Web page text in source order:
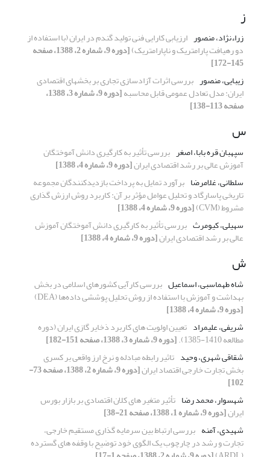
ز
زراءنژاد، منصور ارزیابی کارایی فنی تولید گندم در ایران (با استفاده از
دو رهیافت پارامتریک و ناپارامتریک) [دوره 9، شماره 2، 1388، صفحه
145-172]
زیبایی، منصور بررسی اثرات آزادسازی تجاری بر بخشهای اقتصادی
ایران: مدل تعادل عمومی قابل محاسبه [دوره 9، شماره 3، 1388،
صفحه 113-138]
س
سپهبان قره بابا، اصغر بررسی تأثیر به کارگیری دانش آموختگان
آموزش عالی بر رشد اقتصادی ایران[دوره 9، شماره 4، 1388]
سلطانی، غلامرضا برآورد تمایل به پرداخت بازدیدکنندگان مجموعه
تاریخی پاسارگاد و تحلیل عوامل مؤثر بر آن: کاربرد روش ارزش گذاری
مشروط (CVM)
[دوره 9، شماره 4، 1388]
سهیلی، کیومرث بررسی تأثیر به کارگیری دانش آموختگان آموزش
عالی بر رشد اقتصادی ایران[دوره 9، شماره 4، 1388]
ش
شاه طهماسبی، اسماعیل بررسی کارآیی کشورهای اسلامی در بخش
بهداشت و آموزش با استفاده از روش تحلیل پوششی داده‌ها (DEA)
[دوره 9، شماره 4، 1388]
شریفی، علیمراد تعیین اولویت های کاربرد ذخایر گازی ایران (دوره
مطالعه 1410-1385).
[دوره 9، شماره 3، 1388، صفحه 151-182]
شقاقی شهری، وحید تاثیر رابطه مبادله و نرخ ارز واقعی بر کسری
بخش تجارت خارجی اقتصاد ایران [دوره 9، شماره 2، 1388، صفحه 73-
102]
شهسوار، محمد رضا تأثیر متغیر های کلان اقتصادی بر بازار بورس
ایران[دوره 9، شماره 1، 1388، صفحه 21-38]
شهیدی، آمنه بررسی ارتباط بین سرمایه گذاری مستقیم خارجی،
تجارت و رشد در چارچوب یک الگوی خود توضیح با وقفه های گسترده